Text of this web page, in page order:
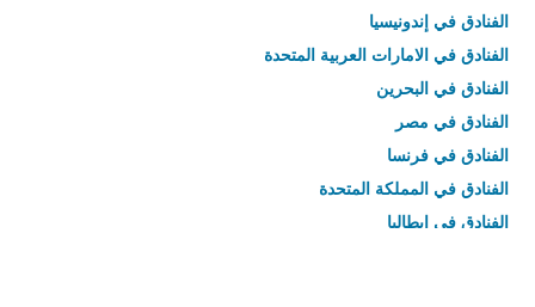
الفنادق في إندونيسيا
الفنادق في الامارات العربية المتحدة
الفنادق في البحرين
الفنادق في مصر
الفنادق في فرنسا
الفنادق في المملكة المتحدة
الفنادق في إيطاليا